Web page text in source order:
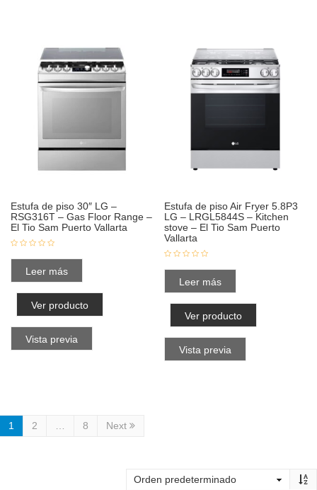
Estufa de piso 30″ LG –
RSG316T – Gas Floor Range –
El Tio Sam Puerto Vallarta
Leer más
Ver producto
Vista previa
Estufa de piso Air Fryer 5.8P3
LG – LRGL5844S – Kitchen
stove – El Tio Sam Puerto
Vallarta
Leer más
Ver producto
Vista previa
1 2 8 Next